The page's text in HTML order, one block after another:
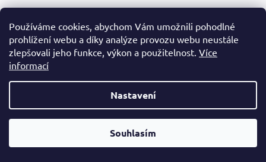
Používáme cookies, abychom Vám umožnili pohodlné
prohlížení webu a díky analýze provozu webu neustále
zlepšovali jeho funkce, výkon a použitelnost. Více
informací
Nastavení
Souhlasím
Od čtvrtka 6.8. do úterý 11.8. máme mimořádně zavřeno.
Foukací fixy na papír - základní barvy
Skladem(2 ks)